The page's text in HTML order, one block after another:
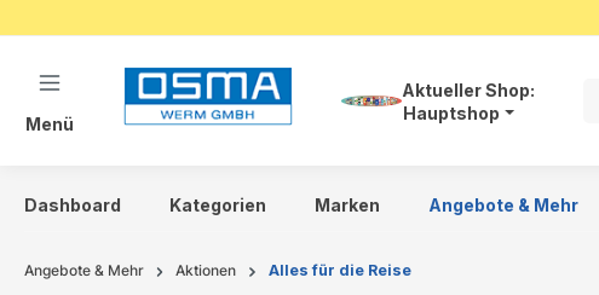
Menü
Aktueller Shop:
Hauptshop
Dashboard Kategorien Marken Angebote & Mehr
Angebote & Mehr Aktionen Alles für die Reise